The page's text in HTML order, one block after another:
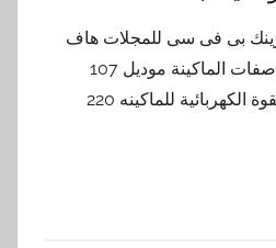
بى فى سى للمجلات هاف
أوتوماتيك بالقطاعه مواصفات الماكينة موديل 107
ماركة مهندس منسـى القوة الكهربائية للماكينه 220